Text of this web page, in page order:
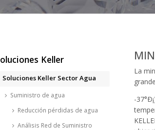
Keller
Soluciones Keller Sector Agua
Suministro de agua
Reducción pérdidas de agua
Análisis Red de Suministro
La
-